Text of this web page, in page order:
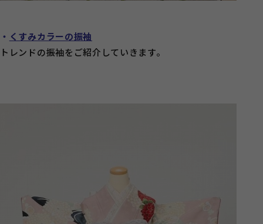
・ くすみカラーの振袖
トレンドの振袖をご紹介していきます。